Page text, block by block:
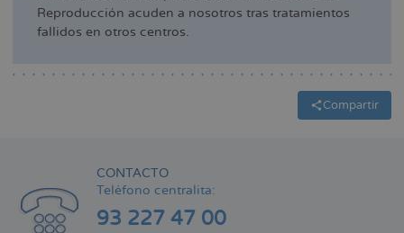
Reproducción acuden a nosotros tras tratamientos
fallidos en otros centros.
Compartir
CONTACTO
Teléfono centralita:
93 227 47 00